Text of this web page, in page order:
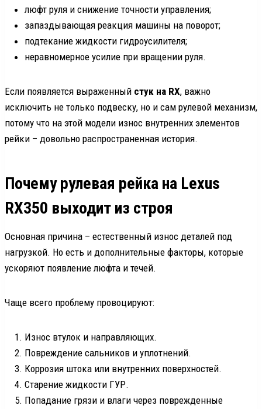
люфт руля и снижение точности управления;
запаздывающая реакция машины на поворот;
подтекание жидкости гидроусилителя;
неравномерное усилие при вращении руля.
Если появляется выраженный стук на RX, важно
исключить не только подвеску, но и сам рулевой механизм,
потому что на этой модели износ внутренних элементов
рейки – довольно распространенная история.
Почему рулевая рейка на Lexus
RX350 выходит из строя
Основная причина – естественный износ деталей под
нагрузкой. Но есть и дополнительные факторы, которые
ускоряют появление люфта и течей.
Чаще всего проблему провоцируют:
Износ втулок и направляющих.
Повреждение сальников и уплотнений.
Коррозия штока или внутренних поверхностей.
Старение жидкости ГУР.
Попадание грязи и влаги через поврежденные